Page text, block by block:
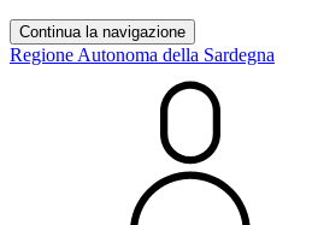
Continua la navigazione
Regione Autonoma della Sardegna